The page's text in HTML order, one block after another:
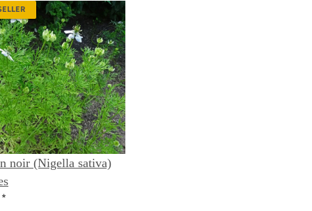
noir (Nigella sativa)
*